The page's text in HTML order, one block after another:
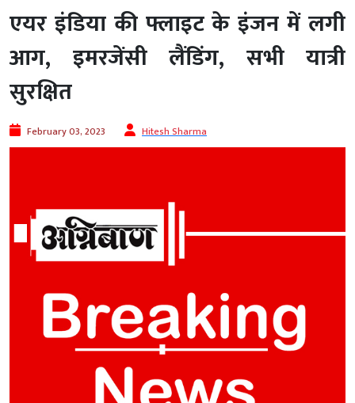
एयर इंडिया की फ्लाइट के इंजन में लगी
आग, इमरजेंसी लैंडिंग, सभी यात्री
सुरक्षित
February 03, 2023 Hitesh Sharma